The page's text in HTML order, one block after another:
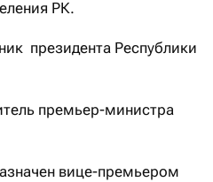
РК.
президента Республики
премьер-министра
вице-премьером